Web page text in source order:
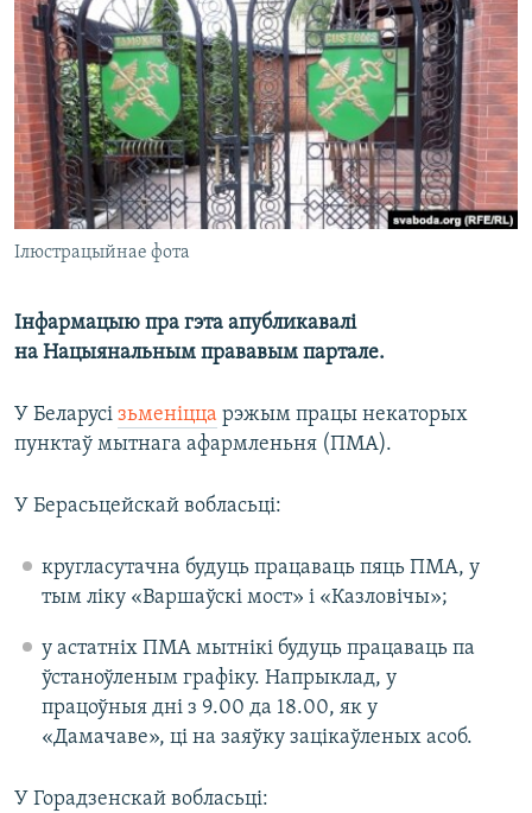
КУЛЬТУРА
КАЛЯНДАР
МОВА
НА ХВАЛЯХ СВАБОДЫ
Ілюстрацыйнае фота
Інфармацыю пра гэта апубликавалі
на Нацыянальным прававым партале.
У Беларусі зьменіцца рэжым працы некаторых
пунктаў мытнага афармленьня (ПМА).
У Берасьцейскай вобласьці:
кругласутачна будуць працаваць пяць ПМА, у
тым ліку «Варшаўскі мост» і «Казловічы»;
у астатніх ПМА мытнікі будуць працаваць па
ўстаноўленым графіку. Напрыклад, у
працоўныя дні з 9.00 да 18.00, як у
«Дамачаве», ці на заяўку зацікаўленых асоб.
У Горадзенскай вобласьці: